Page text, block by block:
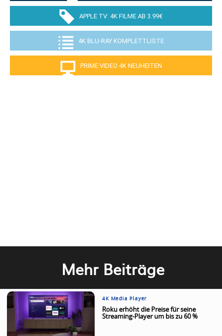
APPLE TV: 4K FILME AB 3.99€
4K BLU-RAY KOMPLETTLISTE
PRIME VIDEO 4K NEUHEITEN
Mehr Beiträge
4K Media Player
Roku erhöht die Preise für seine
Streaming-Player um bis zu 60 %